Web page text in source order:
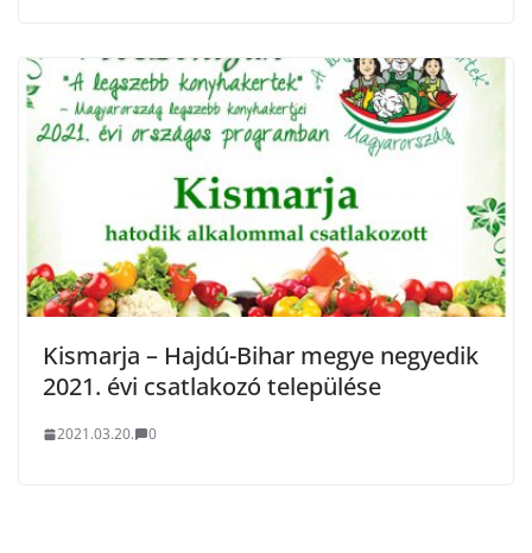
Kismarja – Hajdú-Bihar megye negyedik
2021. évi csatlakozó települése
2021.03.20. 0